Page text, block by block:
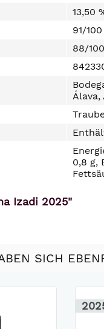
13,50
91/
88/
Álava,
0,8 g,
Izadi 2025"
SICH